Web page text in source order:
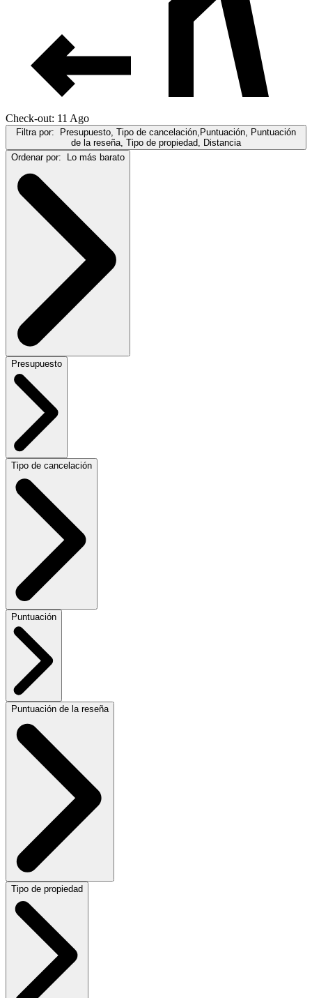
Check-out: 11 Ago
Filtra por:
Presupuesto, Tipo de cancelación,Puntuación, Puntuación
de la reseña, Tipo de propiedad, Distancia
Ordenar por:
Lo más barato
Presupuesto
Tipo de cancelación
Puntuación
Puntuación de la reseña
Tipo de propiedad